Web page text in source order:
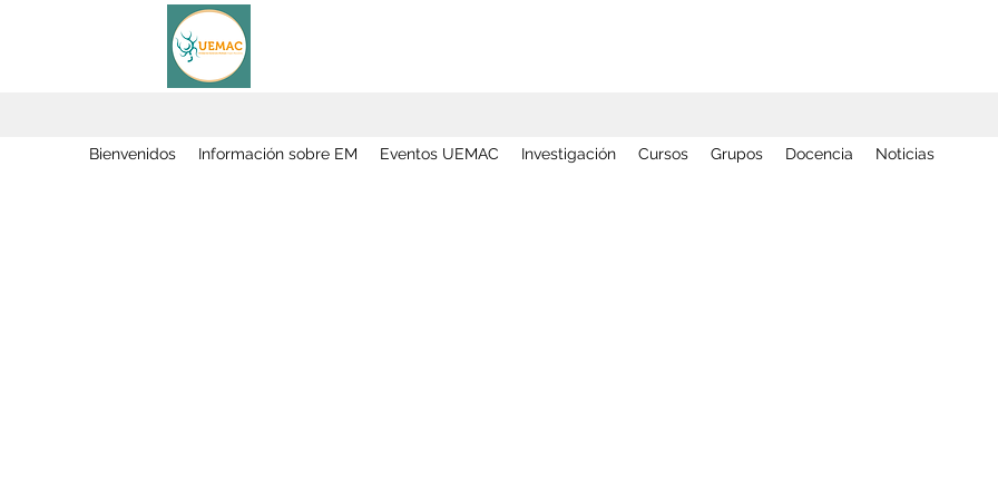
Bienvenidos Información sobre EM Eventos UEMAC Investigación Cursos Grupos Docencia Noticias